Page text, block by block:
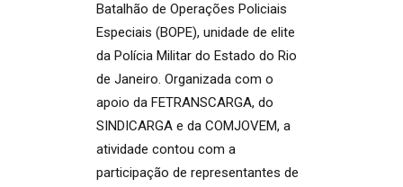
Batalhão de Operações Policiais
Especiais (BOPE), unidade de elite
da Polícia Militar do Estado do Rio
de Janeiro. Organizada com o
apoio da FETRANSCARGA, do
SINDICARGA e da COMJOVEM, a
atividade contou com a
participação de representantes de